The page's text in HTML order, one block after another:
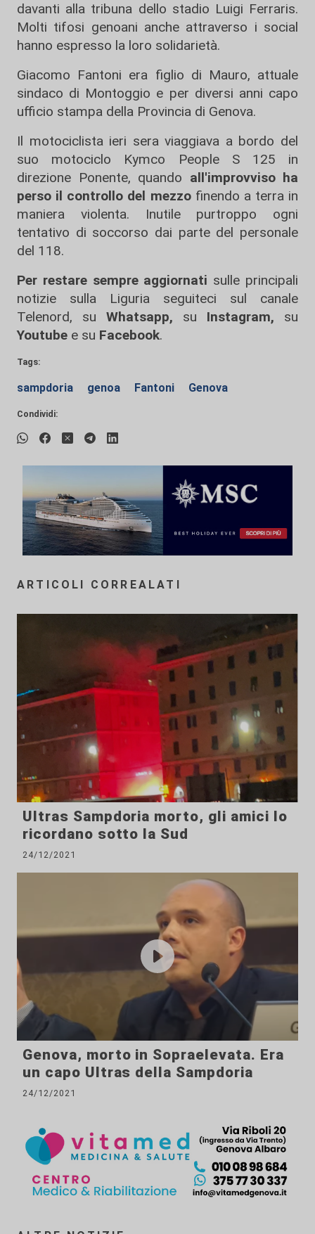
davanti alla tribuna dello stadio Luigi Ferraris.
Molti tifosi genoani anche attraverso i social
hanno espresso la loro solidarietà.
Giacomo Fantoni era figlio di Mauro, attuale
sindaco di Montoggio e per diversi anni capo
ufficio stampa della Provincia di Genova.
Il motociclista ieri sera viaggiava a bordo del
suo motociclo Kymco People S 125 in
direzione Ponente, quando all'improvviso ha
perso il controllo del mezzofinendo a terra in
maniera violenta. Inutile purtroppo ogni
tentativo di soccorso dai parte del personale
del 118.
Per restare sempre aggiornati sulle principali
notizie sulla Liguria seguiteci sul canale
Telenord, su
Whatsapp, su Instagram, su
Youtube e su Facebook.
Tags:
sampdoria genoa Fantoni Genova
Condividi:
ARTICOLI CORREALATI
Ultras Sampdoria morto, gli amici lo
ricordano sotto la Sud
24/12/2021
Genova, morto in Sopraelevata. Era
un capo Ultras della Sampdoria
24/12/2021